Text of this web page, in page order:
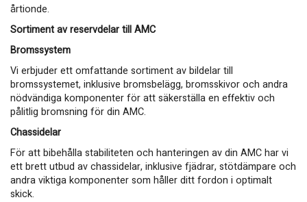
årtionde.
Sortiment av reservdelar till AMC
Bromssystem
Vi erbjuder ett omfattande sortiment av bildelar till
bromssystemet, inklusive bromsbelägg, bromsskivor och andra
nödvändiga komponenter för att säkerställa en effektiv och
pålitlig bromsning för din AMC.
Chassidelar
För att bibehålla stabiliteten och hanteringen av din AMC har vi
ett brett utbud av chassidelar, inklusive fjädrar, stötdämpare och
andra viktiga komponenter som håller ditt fordon i optimalt
skick.